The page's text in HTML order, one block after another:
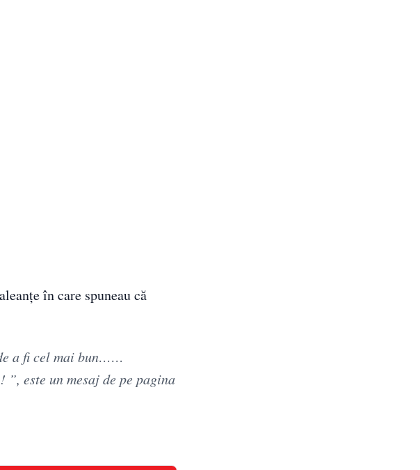
în care spuneau că
a fi cel mai bun……
este un mesaj de pe pagina